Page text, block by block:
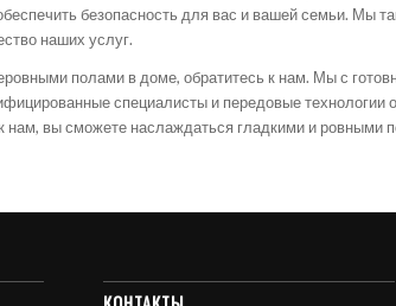
безопасность для вас и вашей семьи. Мы
наших услуг.
полами в доме, обратитесь к нам. Мы с
специалисты и передовые технологии
вы сможете наслаждаться гладкими и ровными